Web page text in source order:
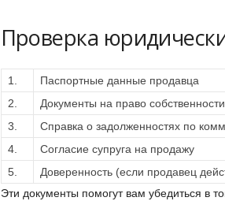
Проверка
1.
Паспортные данные продавца
2.
Документы на право собственности
3.
Справка о задолженностях по
4.
Согласие супруга на продажу
5.
Доверенность (если продавец
Эти документы помогут вам убедиться в